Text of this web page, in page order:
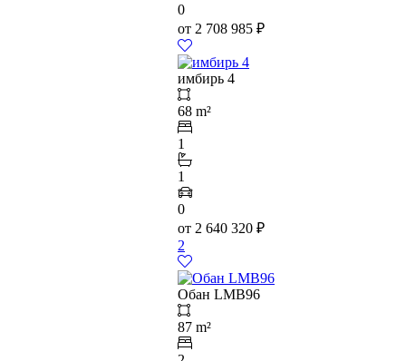
0
от 2 708 985 ₽
имбирь 4
68 m²
1
1
0
от 2 640 320 ₽
2
Обан LMB96
87 m²